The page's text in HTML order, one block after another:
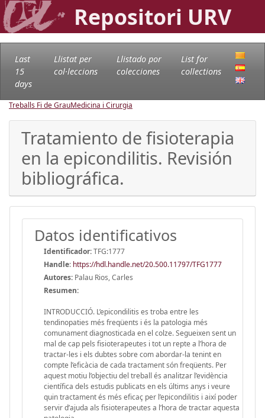
Repositori URV
Last
15
days
Llistat per
col·leccions
Llistado por
colecciones
List for
collections
Treballs Fi de GrauMedicina i Cirurgia
Tratamiento de fisioterapia
en la epicondilitis. Revisión
bibliográfica.
Datos identificativos
Identificador:TFG:1777
Handle: https://hdl.handle.net/20.500.11797/TFG1777
Autores: Palau Rios, Carles
Resumen:
INTRODUCCIÓ. L’epicondilitis es troba entre les
tendinopaties més freqüents i és la patologia més
comunament diagnosticada en el colze. Segueixen sent un
mal de cap pels fisioterapeutes i tot un repte a l’hora de
tractar-les i els dubtes sobre com abordar-la tenint en
compte l’eficàcia de cada tractament són freqüents. Per
aquest motiu l’objectiu del treball és analitzar l’evidència
científica dels estudis publicats en els últims anys i veure
quin tractament és més eficaç per l’epicondilitis i així poder
servir d’ajuda als fisioterapeutes a l’hora de tractar aquesta